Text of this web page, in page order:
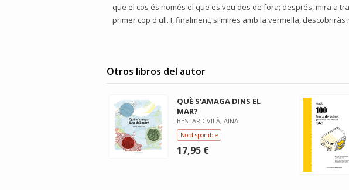
que el cos és només el que es veu des de fora; després, mira a
primer cop d'ull. I, finalment, si mires amb la vermella,
Otros libros del autor
QUÈ S'AMAGA DINS EL
MAR?
BESTARD VILÀ, AINA
No disponible
17,95 €